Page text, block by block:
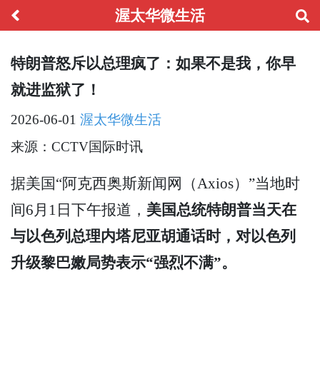
渥太华微生活
特朗普怒斥以总理疯了：如果不是我，你早
就进监狱了！
2026-06-01 渥太华微生活
来源：CCTV国际时讯
据美国“阿克西奥斯新闻网（Axios）”当地时
间6月1日下午报道， 美国总统特朗普当天在
与以色列总理内塔尼亚胡通话时，对以色列
升级黎巴嫩局势表示“强烈不满”。